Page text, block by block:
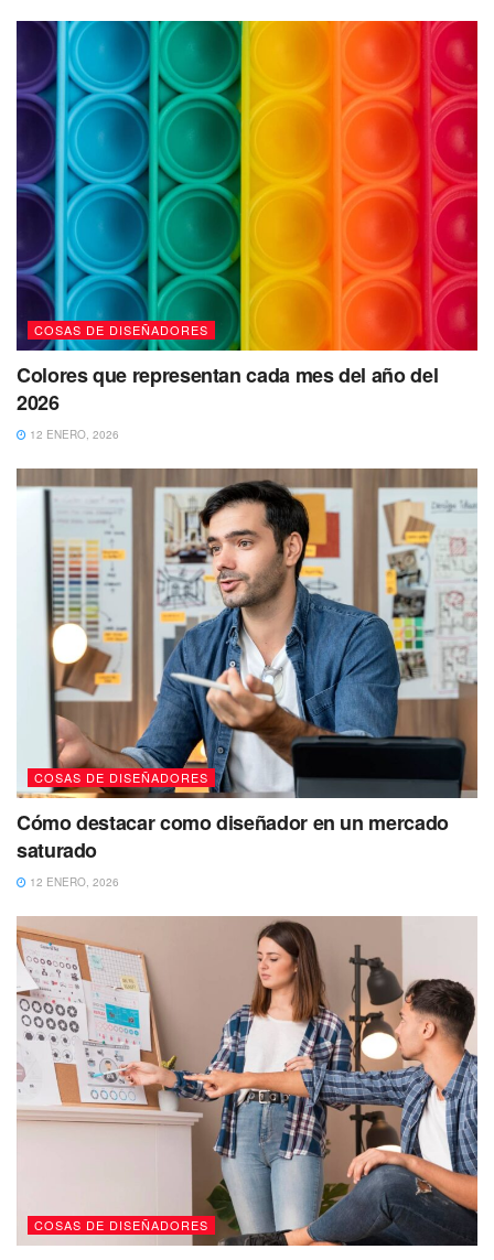
COSAS DE DISEÑADORES
Colores que representan cada mes del año del
2026
12 ENERO, 2026
COSAS DE DISEÑADORES
Cómo destacar como diseñador en un mercado
saturado
12 ENERO, 2026
COSAS DE DISEÑADORES